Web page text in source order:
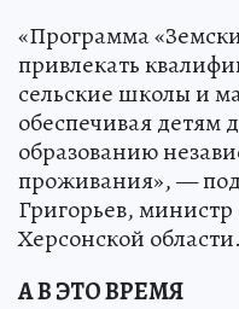
«Программа
привлекать
сельские школы и
обеспечивая детям
образованию
проживания», —
Григорьев,
Херсонской области.
А В ЭТО ВРЕМЯ